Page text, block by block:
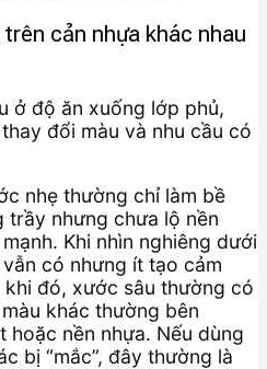
cản nhựa khác nhau
ở độ ăn xuống lớp phủ,
đổi màu và nhu cầu có
nhẹ thường chỉ làm bề
trầy nhưng chưa lộ nền
Khi nhìn nghiêng dưới
có nhưng ít tạo cảm
đó, xước sâu thường có
khác thường bên
nền nhựa. Nếu dùng
bị “mắc”, đây thường là